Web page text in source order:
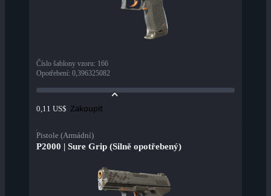
Číslo šablony vzoru: 166
Opotřebení: 0,396325082
0,11 US$ Zakoupit
Pistole (Armádní)
P2000 | Sure Grip (Silně opotřebený)